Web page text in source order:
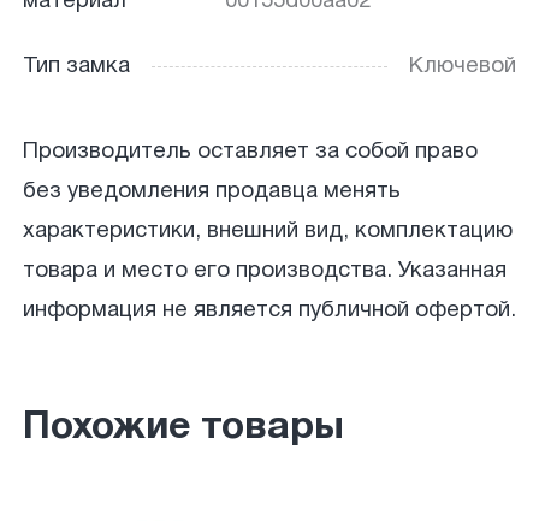
Тип замка Ключевой
Производитель оставляет за собой право
без уведомления продавца менять
характеристики, внешний вид, комплектацию
товара и место его производства. Указанная
информация не является публичной офертой.
Похожие товары